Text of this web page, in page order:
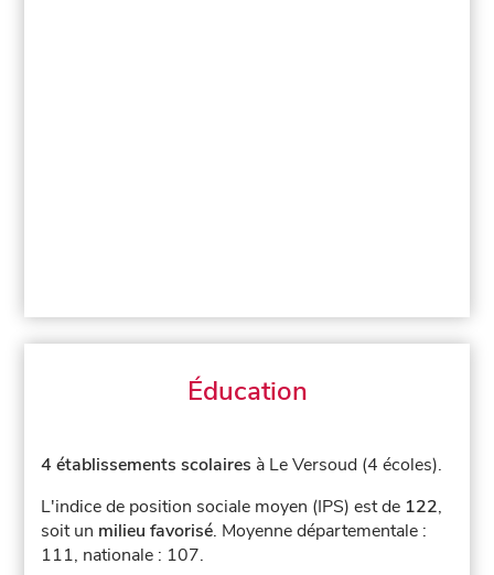
Éducation
4 établissements scolaires à Le Versoud (4 écoles).
L'indice de position sociale moyen (IPS) est de 122,
soit un milieu favorisé. Moyenne départementale :
111, nationale : 107.